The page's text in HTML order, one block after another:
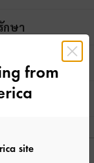
กษา
from
site